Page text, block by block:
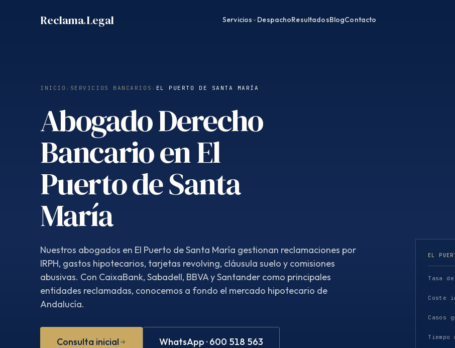
Reclama.Legal Servicios DespachoResultadosBlogContacto
INICIO › SERVICIOS BANCARIOS › EL PUERTO DE SANTA MARÍA
Abogado Derecho
Bancario en El
Puerto de Santa
María
Nuestros abogados en El Puerto de Santa María gestionan reclamaciones por
IRPH, gastos hipotecarios, tarjetas revolving, cláusula suelo y comisiones
abusivas. Con CaixaBank, Sabadell, BBVA y Santander como principales
entidades reclamadas, conocemos a fondo el mercado hipotecario de
Andalucía.
Consulta inicial WhatsApp · 600 518 563
EL
Tasa
Coste
Casos
Tiempo